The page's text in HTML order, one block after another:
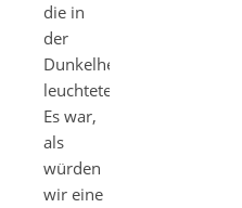
die in
der
Dunkelheit
leuchteten.
Es war,
als
würden
wir eine